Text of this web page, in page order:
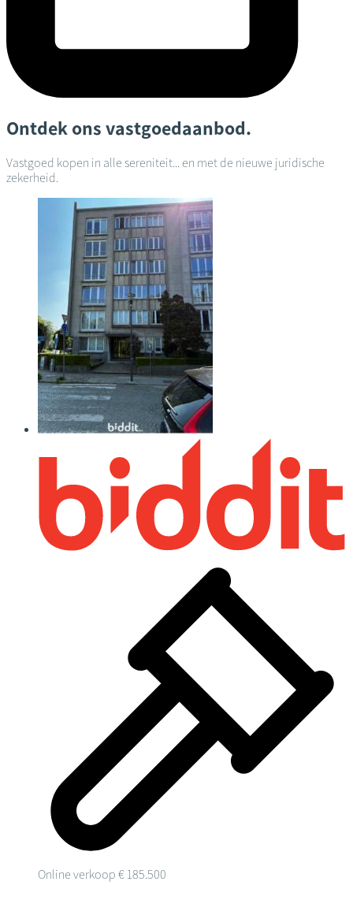
Ontdek ons vastgoedaanbod.
Vastgoed kopen in alle sereniteit... en met de nieuwe juridische
zekerheid.
Online verkoop € 185.500